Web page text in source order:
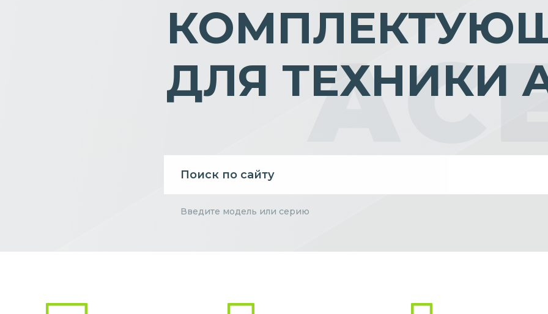
ДЛЯ ТЕХНИКИ
Введите модель или серию